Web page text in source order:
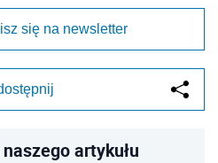
się na newsletter
artykułu